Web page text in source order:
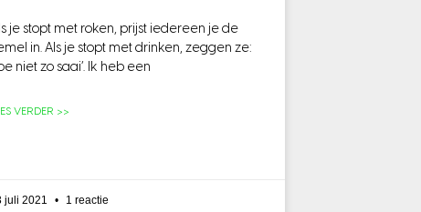
je stopt met roken, prijst iedereen je de
in. Als je stopt met drinken, zeggen ze:
niet zo saai’. Ik heb een
VERDER >>
juli 2021 1 reactie